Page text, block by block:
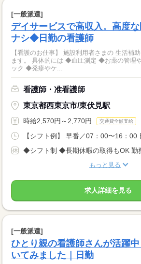
[一般派遣]
デイサービスで高収入。高度
ナシ◆日勤の看護師
【看護のお仕事】 施設利用者さまの 生活補
ます。 具体的には ◆血圧測定 ◆お薬の管理や準備 ◆バイタルチェ
ック ◆発疹やケ...
看護師・准看護師
東京都西東京市/東伏見駅
時給2,570円～2,770円 交通費全額支給
【シフト例】 早番／07：00〜16：00
◆シフト制 ◆長期休暇の取得もOK 勤
もっと見る
求人詳細を見る
[一般派遣]
ひとり親の看護師さんが活躍
いてみました｜日勤